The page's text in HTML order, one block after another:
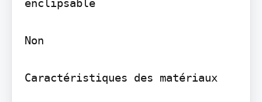
enclipsable
Non
Caractéristiques des matériaux